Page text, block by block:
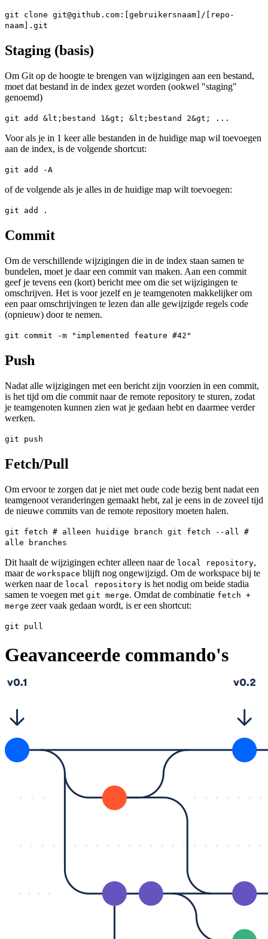
git clone git@github.com:[gebruikersnaam]/[repo-
naam].git
Staging (basis)
Om Git op de hoogte te brengen van wijzigingen aan een bestand,
moet dat bestand in de index gezet worden (ookwel "staging"
genoemd)
git add &lt;bestand 1&gt; &lt;bestand 2&gt; ...
Voor als je in 1 keer alle bestanden in de huidige map wil toevoegen
aan de index, is de volgende shortcut:
git add -A
of de volgende als je alles in de huidige map wilt toevoegen:
git add .
Commit
Om de verschillende wijzigingen die in de index staan samen te
bundelen, moet je daar een commit van maken. Aan een commit
geef je tevens een (kort) bericht mee om die set wijzigingen te
omschrijven. Het is voor jezelf en je teamgenoten makkelijker om
een paar omschrijvingen te lezen dan alle gewijzigde regels code
(opnieuw) door te nemen.
git commit -m "implemented feature #42"
Push
Nadat alle wijzigingen met een bericht zijn voorzien in een commit,
is het tijd om die commit naar de remote repository te sturen, zodat
je teamgenoten kunnen zien wat je gedaan hebt en daarmee verder
werken.
git push
Fetch/Pull
Om ervoor te zorgen dat je niet met oude code bezig bent nadat een
teamgenoot veranderingen gemaakt hebt, zal je eens in de zoveel tijd
de nieuwe commits van de remote repository moeten halen.
git fetch # alleen huidige branch git fetch --all #
alle branches
Dit haalt de wijzigingen echter alleen naar de local repository,
maar de workspace blijft nog ongewijzigd. Om de workspace bij te
werken naar de local repository is het nodig om beide stadia
samen te voegen met git merge. Omdat de combinatie fetch +
merge zeer vaak gedaan wordt, is er een shortcut:
git pull
Geavanceerde commando's